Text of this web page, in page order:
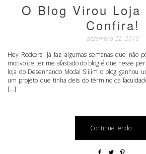
O Blog Virou
Confira!
dezembro 22, 2016
Hey Rockers. Já faz algumas semanas que não
motivo de ter me afastado do blog é que nesse
loja do Desenhando Moda! Siiiim o blog ganhou
um projeto que tinha deis do término da
[…]
Continue lendo...